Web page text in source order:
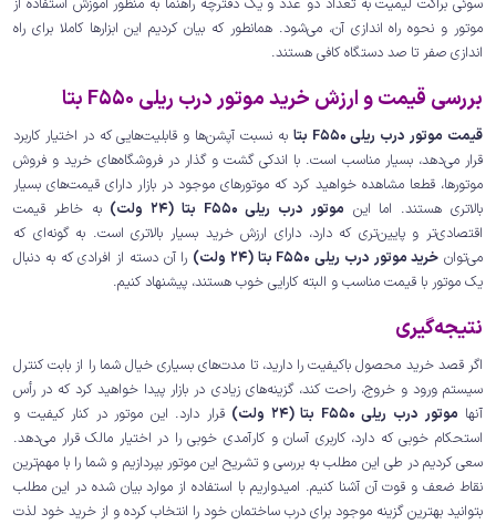
سوئی براکت لیمیت به تعداد دو عدد و یک دفترچه راهنما به منظور آموزش استفاده از
موتور و نحوه راه اندازی آن، می‌شود. همانطور که بیان کردیم این ابزارها کاملا برای راه
اندازی صفر تا صد دستگاه کافی هستند.
بررسی قیمت و ارزش خرید موتور درب ریلی F550 بتا
قیمت موتور درب ریلی F550 بتا
به نسبت آپشن‌ها و قابلیت‌هایی که در اختیار کاربرد
قرار می‌دهد، بسیار مناسب است. با اندکی گشت و گذار در فروشگاه‌های خرید و فروش
موتورها، قطعا مشاهده خواهید کرد که موتورهای موجود در بازار دارای قیمت‌های بسیار
بالاتری هستند. اما این موتور درب ریلی F550 بتا (24 ولت)
به خاطر قیمت
اقتصادی‌تر و پایین‌تری که دارد، دارای ارزش خرید بسیار بالاتری است. به گونه‌ای که
می‌توان خرید موتور درب ریلی F550 بتا (24 ولت)
را آن دسته از افرادی که به دنبال
یک موتور با قیمت مناسب و البته کارایی خوب هستند، پیشنهاد کنیم.
نتیجه‌گیری
اگر قصد خرید محصول باکیفیت را دارید، تا مدت‌های بسیاری خیال شما را از بابت کنترل
سیستم ورود و خروج، راحت کند، گزینه‌های زیادی در بازار پیدا خواهید کرد که در رأس
آنها موتور درب ریلی F550 بتا (24 ولت)
قرار دارد. این موتور در کنار کیفیت و
استحکام خوبی که دارد، کاربری آسان و کارآمدی خوبی را در اختیار مالک قرار می‌دهد.
سعی کردیم در طی این مطلب به بررسی و تشریح این موتور بپردازیم و شما را با مهم‌ترین
نقاط ضعف و قوت آن آشنا کنیم. امیدواریم با استفاده از موارد بیان شده در این مطلب
بتوانید بهترین گزینه موجود برای درب ساختمان خود را انتخاب کرده و از خرید خود لذت